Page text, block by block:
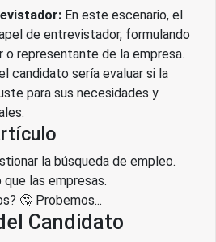
En este escenario, el
de entrevistador, formulando
representante de la empresa.
candidato sería evaluar si la
para sus necesidades y
la búsqueda de empleo.
las empresas.
🤔 Probemos...
Candidato